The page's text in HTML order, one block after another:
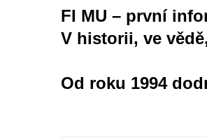
FI MU – první
V historii, ve
Od roku 1994